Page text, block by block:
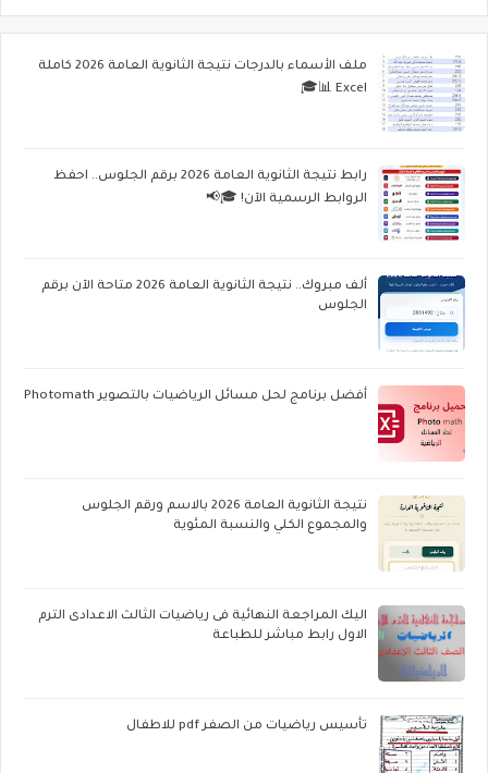
ملف الأسماء بالدرجات نتيجة الثانوية العامة 2026 كاملة
Excel 📊🎓
رابط نتيجة الثانوية العامة 2026 برقم الجلوس.. احفظ
الروابط الرسمية الآن! 🎓📢
ألف مبروك.. نتيجة الثانوية العامة 2026 متاحة الآن برقم
الجلوس
أفضل برنامج لحل مسائل الرياضيات بالتصوير Photomath
نتيجة الثانوية العامة 2026 بالاسم ورقم الجلوس
والمجموع الكلي والنسبة المئوية
اليك المراجعة النهائية فى رياضيات الثالث الاعدادى الترم
الاول رابط مباشر للطباعة
تأسيس رياضيات من الصفر pdf للاطفال